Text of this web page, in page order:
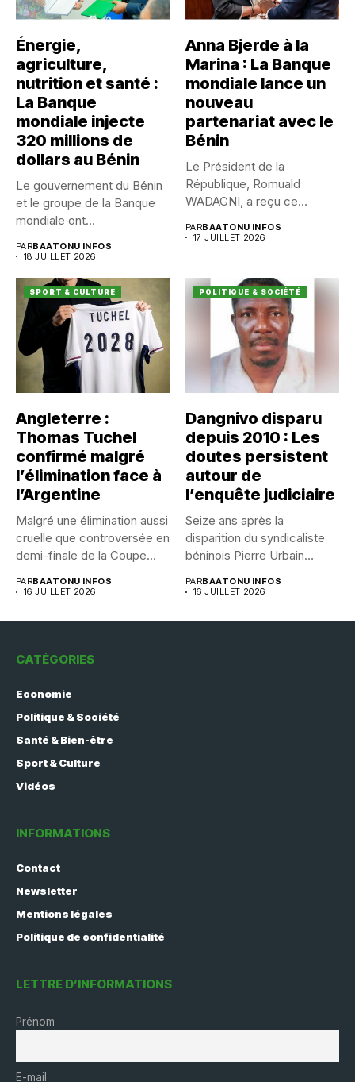
Énergie,
agriculture,
nutrition et santé :
La Banque
mondiale injecte
320 millions de
dollars au Bénin
Le gouvernement du Bénin
et le groupe de la Banque
mondiale ont...
PARBAATONU INFOS
18 JUILLET 2026
Anna Bjerde à la
Marina : La Banque
mondiale lance un
nouveau
partenariat avec le
Bénin
Le Président de la
République, Romuald
WADAGNI, a reçu ce
PARBAATONU INFOS
17 JUILLET 2026
SPORT & CULTURE
Angleterre :
Thomas Tuchel
confirmé malgré
l’élimination face à
l’Argentine
Malgré une élimination aussi
cruelle que controversée en
demi-finale de la Coupe...
PARBAATONU INFOS
16 JUILLET 2026
POLITIQUE & SOCIÉTÉ
Dangnivo disparu
depuis 2010 : Les
doutes persistent
autour de
l’enquête judiciaire
Seize ans après la
disparition du syndicaliste
béninois Pierre Urbain
PARBAATONU INFOS
16 JUILLET 2026
CATÉGORIES
Economie
Politique & Société
Santé & Bien-être
Sport & Culture
Vidéos
INFORMATIONS
Contact
Newsletter
Mentions légales
Politique de confidentialité
LETTRE D’INFORMATIONS
Prénom
E-mail